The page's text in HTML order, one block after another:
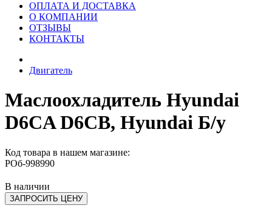
ОПЛАТА И ДОСТАВКА
О КОМПАНИИ
ОТЗЫВЫ
КОНТАКТЫ
Двигатель
Маслоохладитель Hyundai
D6CA D6CB, Hyundai Б/у
Код товара в нашем магазине:
РОб-998990
В наличии
ЗАПРОСИТЬ ЦЕНУ